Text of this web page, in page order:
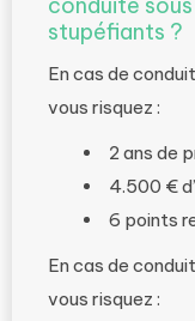
conduite sous
stupéfiants ?
En cas de
vous risquez :
2 ans de
4.500 €
6 points
En cas de
vous risquez :